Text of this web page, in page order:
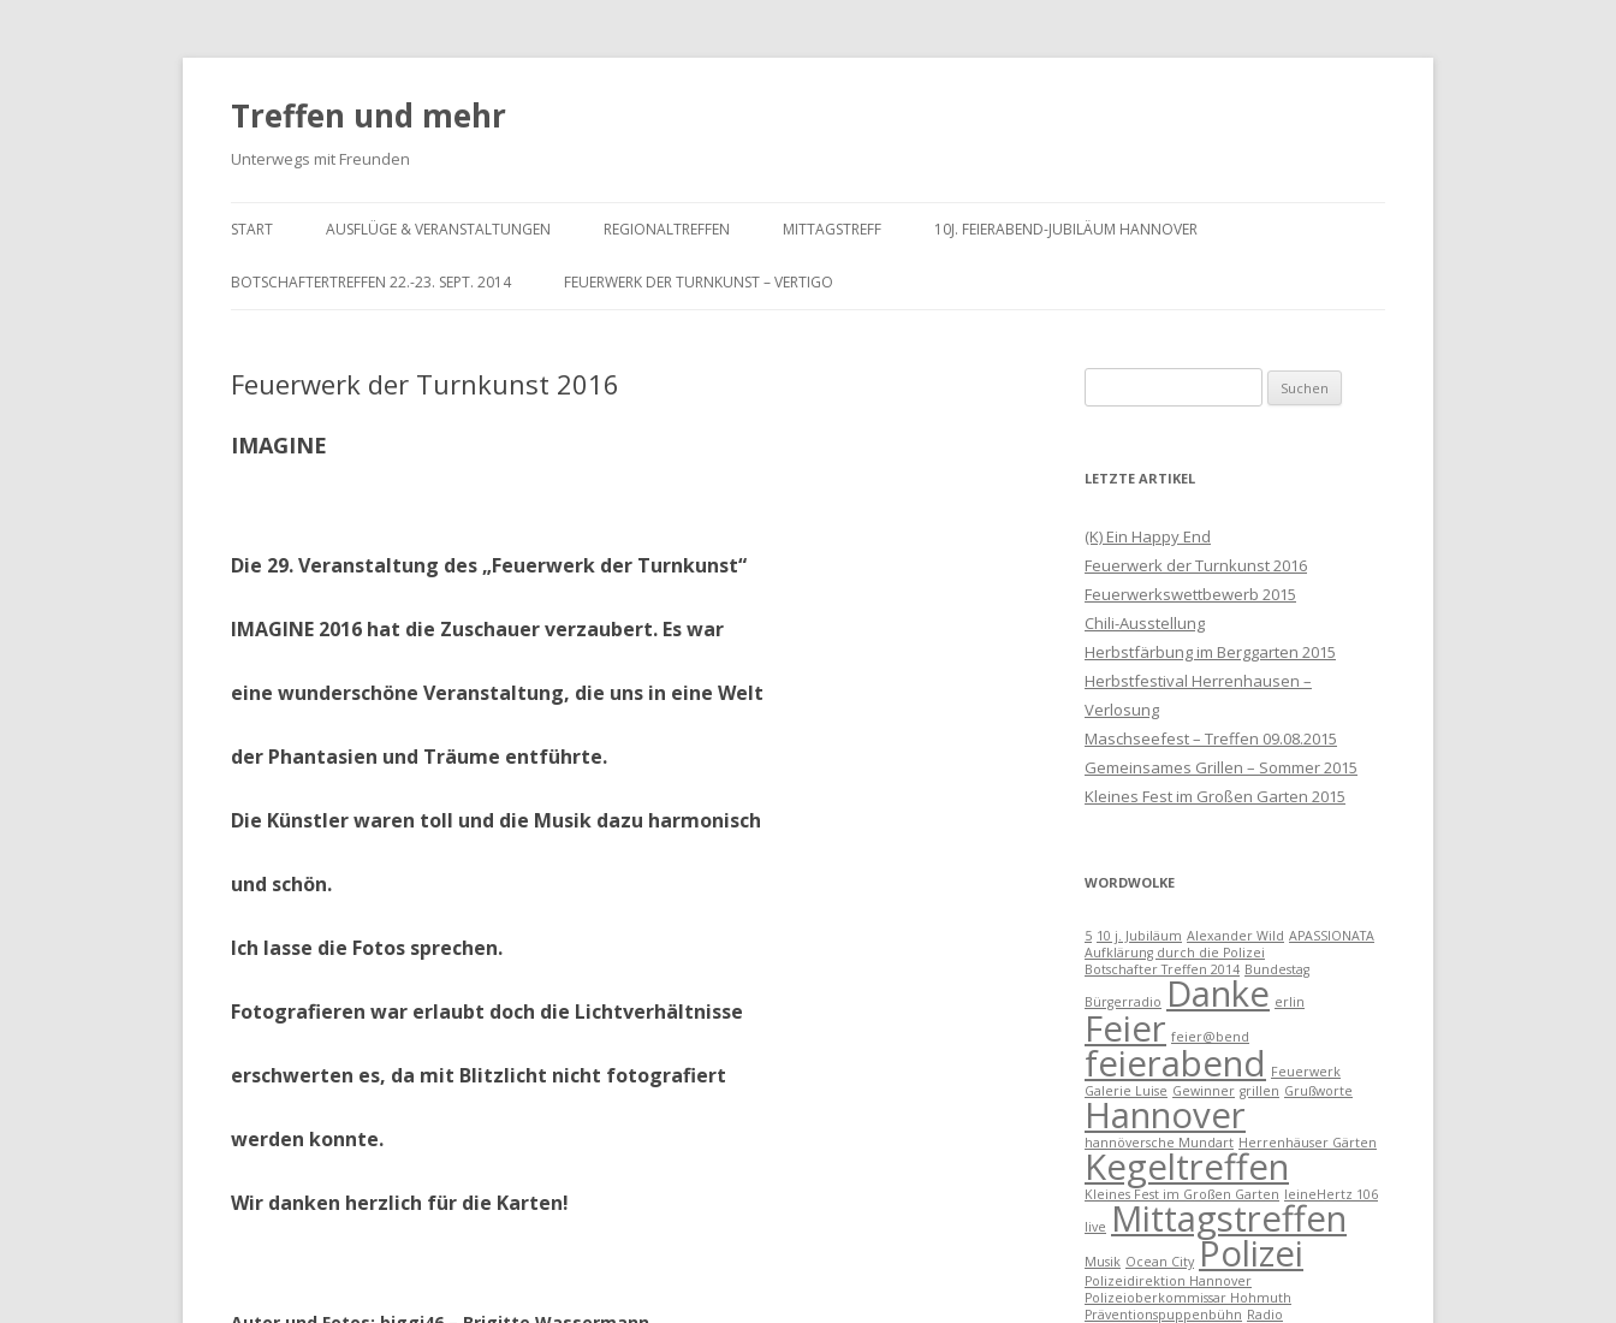
Treffen und mehr
Unterwegs mit Freunden
Inhalt
START AUSFLÜGE & VERANSTALTUNGEN REGIONALTREFFEN MITTAGSTREFF 10J. FEIERABEND-JUBILÄUM HANNOVER
BOTSCHAFTERTREFFEN 22.-23. SEPT. 2014 FEUERWERK DER TURNKUNST – VERTIGO
Feuerwerk der Turnkunst 2016
IMAGINE
Die 29. Veranstaltung des „Feuerwerk der Turnkunst“
IMAGINE 2016 hat die Zuschauer verzaubert. Es war
eine wunderschöne Veranstaltung, die uns in eine Welt
der Phantasien und Träume entführte.
Die Künstler waren toll und die Musik dazu harmonisch
und schön.
Ich lasse die Fotos sprechen.
Fotografieren war erlaubt doch die Lichtverhältnisse
erschwerten es, da mit Blitzlicht nicht fotografiert
werden konnte.
Wir danken herzlich für die Karten!
nach:
LETZTE ARTIKEL
(K) Ein Happy End
Feuerwerk der Turnkunst 2016
Feuerwerkswettbewerb 2015
Chili-Ausstellung
Herbstfärbung im Berggarten 2015
Herbstfestival Herrenhausen –
Verlosung
Maschseefest – Treffen 09.08.2015
Gemeinsames Grillen – Sommer 2015
Kleines Fest im Großen Garten 2015
WORDWOLKE
5 10 j. Jubiläum Alexander Wild APASSIONATA
Aufklärung durch die Polizei
Botschafter Treffen 2014 Bundestag
Bürgerradio Danke erlin
Feier feier@bend
feierabend Feuerwerk
Galerie Luise Gewinner grillen Grußworte
Hannover
hannöversche Mundart Herrenhäuser Gärten
Kegeltreffen
Kleines Fest im Großen Garten leineHertz 106
live Mittagstreffen
Musik Ocean City Polizei
Polizeidirektion Hannover
Polizeioberkommissar Hohmuth
Präventionspuppenbühn Radio